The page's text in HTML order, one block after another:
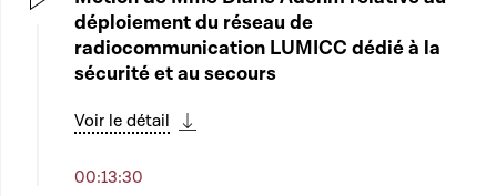
déploiement du réseau de
radiocommunication LUMICC dédié à la
sécurité et au secours
Voir le détail
00:13:30